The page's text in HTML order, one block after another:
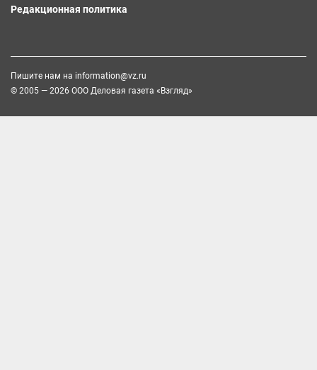
Редакционная политика
Пишите нам на information@vz.ru
© 2005 — 2026 ООО Деловая газета «Взгляд»